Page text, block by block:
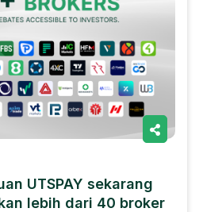
UTSPAY sekarang
lebih dari 40 broker